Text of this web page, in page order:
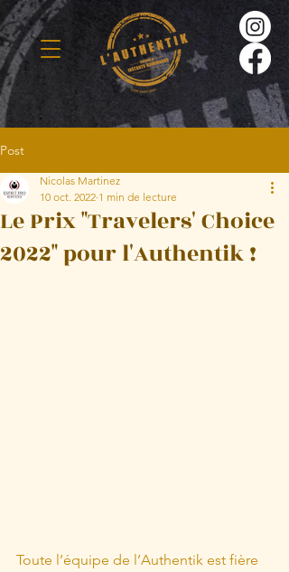
Post
Le Prix "Travelers' Choice
2022" pour l'Authentik !
Nicolas Martinez
10 oct. 2022 1 min de lecture
Toute l’équipe de l’Authentik est fière